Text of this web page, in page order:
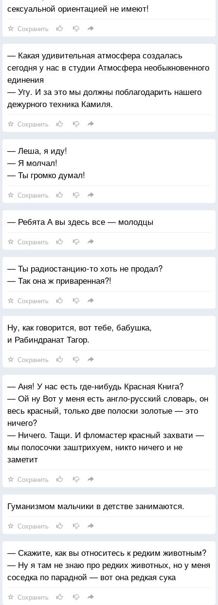
сексуальной ориентацией не имеют!
Сохранить
— Какая удивительная атмосфера создалась
сегодня у нас в студии Атмосфера необыкновенного
единения
— Угу. И за это мы должны поблагодарить нашего
дежурного техника Камиля.
Сохранить
— Леша, я иду!
— Я молчал!
— Ты громко думал!
Сохранить
— Ребята А вы здесь все — молодцы
Сохранить
— Ты радиостанцию-то хоть не продал?
— Так она ж приваренная?!
Сохранить
Ну, как говорится, вот тебе, бабушка,
и Рабиндранат Тагор.
Сохранить
— Аня! У нас есть где-нибудь Красная Книга?
— Ой ну Вот у меня есть англо-русский словарь, он
весь красный, только две полоски золотые — это
ничего?
— Ничего. Тащи. И фломастер красный захвати —
мы полосочки заштрихуем, никто ничего и не
заметит
Сохранить
Гуманизмом мальчики в детстве занимаются.
Сохранить
— Скажите, как вы относитесь к редким животным?
— Ну я там не знаю про редких животных, но у меня
соседка по парадной — вот она редкая сука
Сохранить